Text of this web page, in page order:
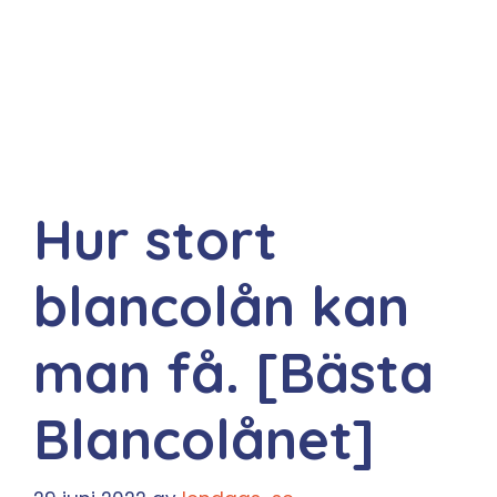
Hur stort
blancolån kan
man få. [Bästa
Blancolånet]